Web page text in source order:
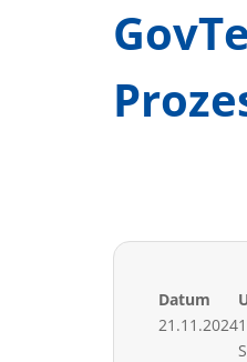
Datum
21.11.2024